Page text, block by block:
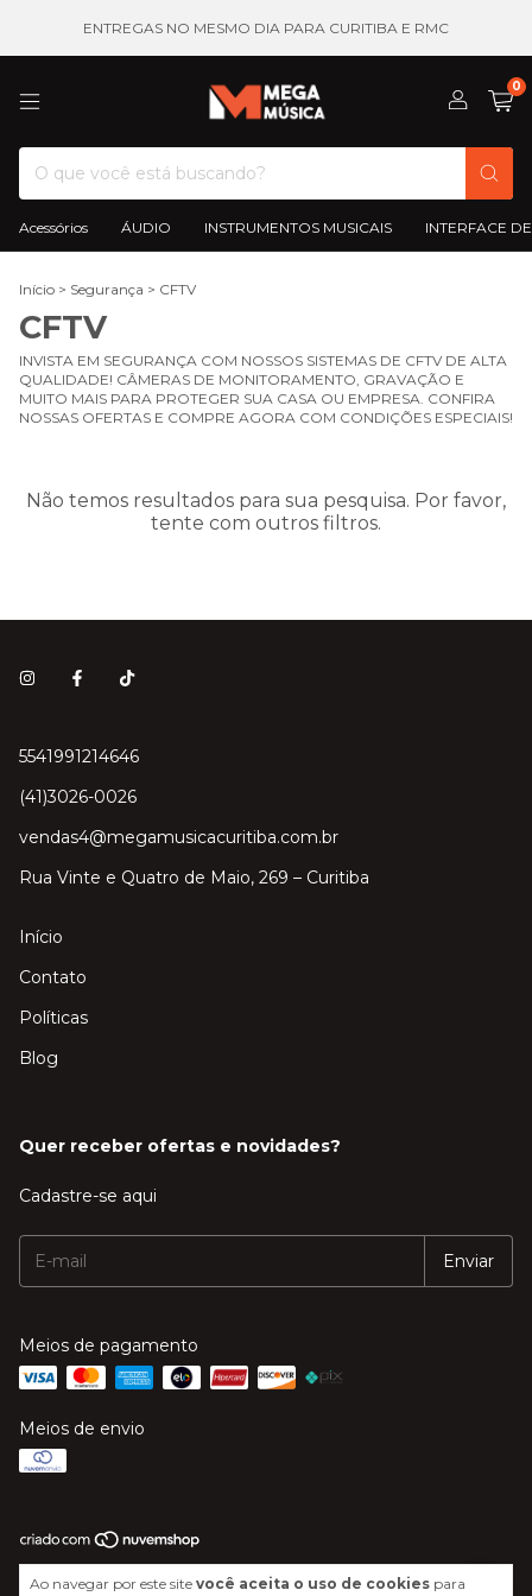
ENTREGAS NO MESMO DIA PARA CURITIBA E RMC
0
Acessórios ÁUDIO INSTRUMENTOS MUSICAIS INTERFACE
Ao navegar por este site você aceita o uso de cookies para
Início > Segurança > CFTV
CFTV
INVISTA EM SEGURANÇA COM NOSSOS SISTEMAS DE CFTV DE ALTA
QUALIDADE! CÂMERAS DE MONITORAMENTO, GRAVAÇÃO E
MUITO MAIS PARA PROTEGER SUA CASA OU EMPRESA. CONFIRA
NOSSAS OFERTAS E COMPRE AGORA COM CONDIÇÕES ESPECIAIS!
Não temos resultados para sua pesquisa. Por favor,
tente com outros filtros.
5541991214646
(41)3026-0026
vendas4@megamusicacuritiba.com.br
Rua Vinte e Quatro de Maio, 269 – Curitiba
Início
Contato
Políticas
Blog
Quer receber ofertas e novidades?
Cadastre-se aqui
Meios de pagamento
Meios de envio
Copyright Mega Música - 20606244000120 - 2026. Todos os direitos
reservados.